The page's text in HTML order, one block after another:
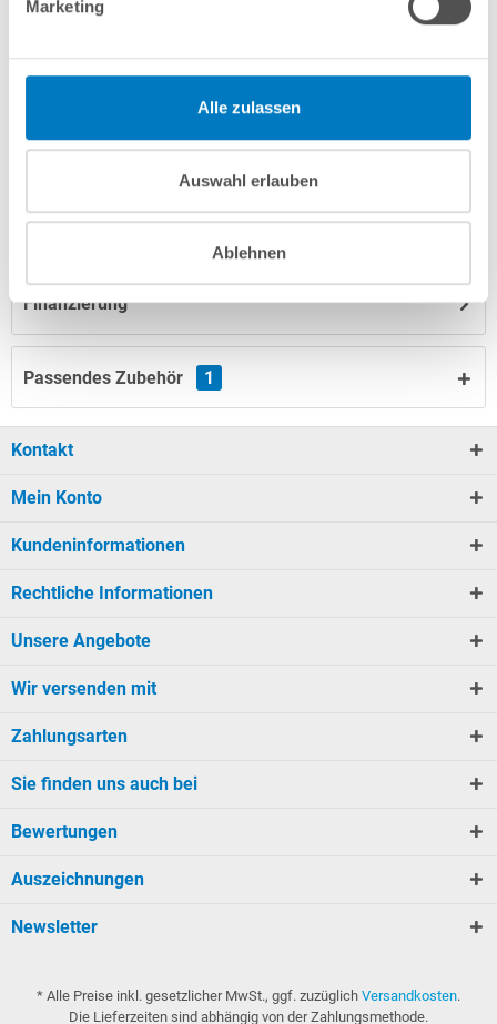
Marketing
Alle zulassen
Auswahl erlauben
Ablehnen
info(at)poolsana.de Anfrageformular
Produktbeschreibung
Finanzierung
Herstellerangaben
Passendes Zubehör 1
Kontakt
Mein Konto
Kundeninformationen
Rechtliche Informationen
Unsere Angebote
Wir versenden mit
Zahlungsarten
Sie finden uns auch bei
Bewertungen
Auszeichnungen
Newsletter
* Alle Preise inkl. gesetzlicher MwSt., ggf. zuzüglich Versandkosten.
Die Lieferzeiten sind abhängig von der Zahlungsmethode.